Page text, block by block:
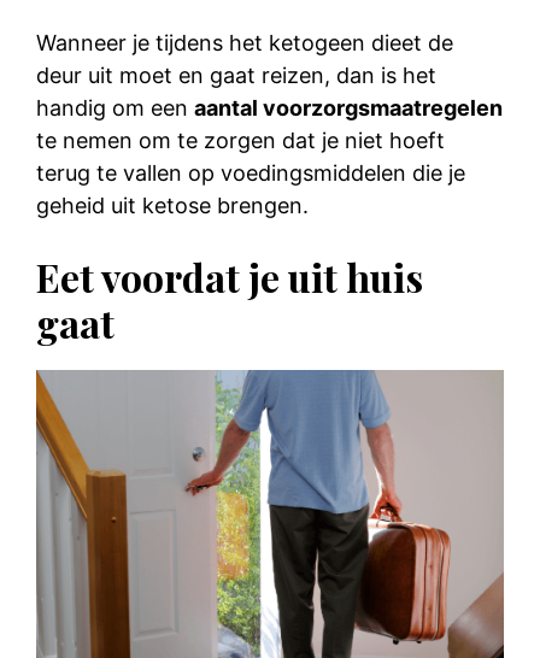
Wanneer je tijdens het ketogeen dieet de
deur uit moet en gaat reizen, dan is het
handig om een aantal voorzorgsmaatregelen
te nemen om te zorgen dat je niet hoeft
terug te vallen op voedingsmiddelen die je
geheid uit ketose brengen.
Eet voordat je uit huis
gaat